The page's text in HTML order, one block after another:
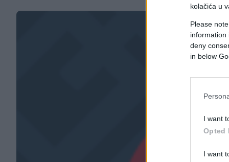
kolačića u
Please
information
deny
in below
I want
Opted
I want